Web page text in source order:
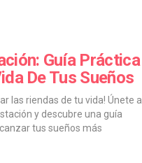
Guía Práctica
De Tus Sueños
las riendas de tu vida! Únete a
y descubre una guía
tus sueños más